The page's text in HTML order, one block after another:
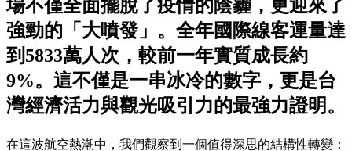
場不僅全面擺脫了疫情的陰霾，更迎來了
強勁的「大噴發」。全年國際線客運量達
到5833萬人次，較前一年實質成長約
9%。這不僅是一串冰冷的數字，更是台
灣經濟活力與觀光吸引力的最強力證明。
在這波航空熱潮中，我們觀察到一個值得深思的結構性轉變：